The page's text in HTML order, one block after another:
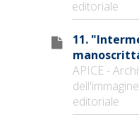
editoriale
11.
APICE -
editoriale